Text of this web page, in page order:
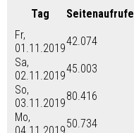
Tag Seitenaufrufe
Fr,
01.11.2019
42.074
Sa,
02.11.2019
45.003
So,
03.11.2019
80.416
Mo,
50.734